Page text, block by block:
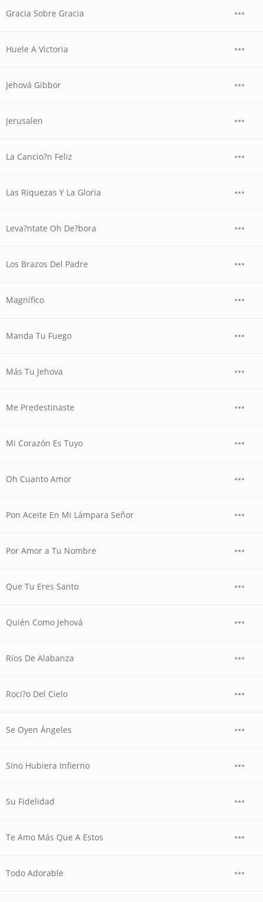
Gracia Sobre Gracia
Huele A Victoria
Jehová Gibbor
Jerusalen
La Cancio?n Feliz
Las Riquezas Y La Gloria
Leva?ntate Oh De?bora
Los Brazos Del Padre
Magnífico
Manda Tu Fuego
Más Tu Jehova
Me Predestinaste
Mi Corazón Es Tuyo
Oh Cuanto Amor
Pon Aceite En Mi Lámpara Señor
Por Amor a Tu Nombre
Que Tu Eres Santo
Quién Como Jehová
Ríos De Alabanza
Roci?o Del Cielo
Se Oyen Ángeles
Sino Hubiera Infierno
Su Fidelidad
Te Amo Más Que A Estos
Todo Adorable